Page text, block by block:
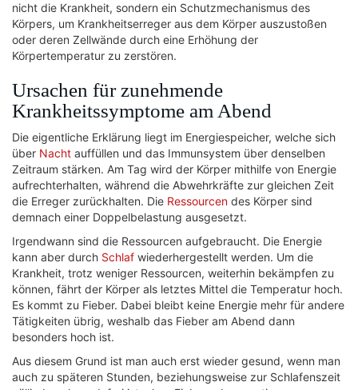
nicht die Krankheit, sondern ein Schutzmechanismus des
Körpers, um Krankheitserreger aus dem Körper auszustoßen
oder deren Zellwände durch eine Erhöhung der
Körpertemperatur zu zerstören.
Ursachen für zunehmende
Krankheitssymptome am Abend
Die eigentliche Erklärung liegt im Energiespeicher, welche sich
über Nacht auffüllen und das Immunsystem über denselben
Zeitraum stärken. Am Tag wird der Körper mithilfe von Energie
aufrechterhalten, während die Abwehrkräfte zur gleichen Zeit
die Erreger zurückhalten. Die Ressourcen des Körper sind
demnach einer Doppelbelastung ausgesetzt.
Irgendwann sind die Ressourcen aufgebraucht. Die Energie
kann aber durch Schlaf wiederhergestellt werden. Um die
Krankheit, trotz weniger Ressourcen, weiterhin bekämpfen zu
können, fährt der Körper als letztes Mittel die Temperatur hoch.
Es kommt zu Fieber. Dabei bleibt keine Energie mehr für andere
Tätigkeiten übrig, weshalb das Fieber am Abend dann
besonders hoch ist.
Aus diesem Grund ist man auch erst wieder gesund, wenn man
auch zu späteren Stunden, beziehungsweise zur Schlafenszeit